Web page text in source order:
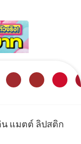
น แมตต์ ลิปสติก